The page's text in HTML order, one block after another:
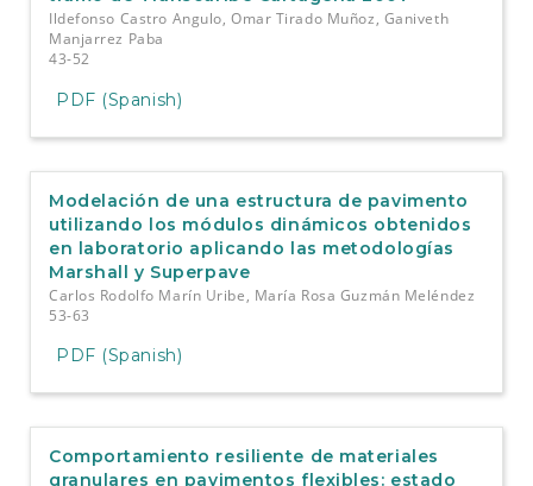
Ildefonso Castro Angulo, Omar Tirado Muñoz, Ganiveth
Manjarrez Paba
43-52
PDF (Spanish)
Modelación de una estructura de pavimento
utilizando los módulos dinámicos obtenidos
en laboratorio aplicando las metodologías
Marshall y Superpave
Carlos Rodolfo Marín Uribe, María Rosa Guzmán Meléndez
53-63
PDF (Spanish)
Comportamiento resiliente de materiales
granulares en pavimentos flexibles: estado